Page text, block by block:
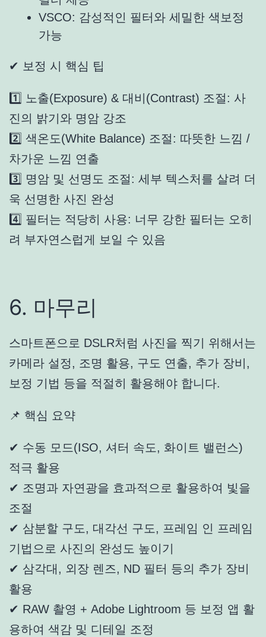
VSCO: 감성적인 필터와 세밀한 색보정
가능
✔ 보정 시 핵심 팁
1️⃣ 노출(Exposure) & 대비(Contrast) 조절: 사
진의 밝기와 명암 강조
2️⃣ 색온도(White Balance) 조절: 따뜻한 느낌 /
차가운 느낌 연출
3️⃣ 명암 및 선명도 조절: 세부 텍스처를 살려 더
욱 선명한 사진 완성
4️⃣ 필터는 적당히 사용: 너무 강한 필터는 오히
려 부자연스럽게 보일 수 있음
6. 마무리
스마트폰으로 DSLR처럼 사진을 찍기 위해서는
카메라 설정, 조명 활용, 구도 연출, 추가 장비,
보정 기법 등을 적절히 활용해야 합니다.
📌 핵심 요약
✔ 수동 모드(ISO, 셔터 속도, 화이트 밸런스)
적극 활용
✔ 조명과 자연광을 효과적으로 활용하여 빛을
조절
✔ 삼분할 구도, 대각선 구도, 프레임 인 프레임
기법으로 사진의 완성도 높이기
✔ 삼각대, 외장 렌즈, ND 필터 등의 추가 장비
활용
✔ RAW 촬영 + Adobe Lightroom 등 보정 앱 활
용하여 색감 및 디테일 조정